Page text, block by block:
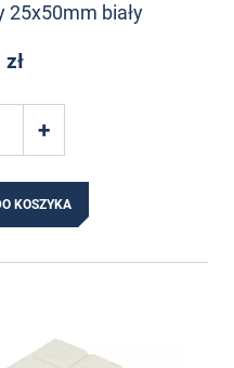
25x50mm biały
KOSZYKA